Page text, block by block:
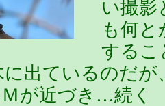
い撮
も何
するこ
出ているのだが
が近づき…続く